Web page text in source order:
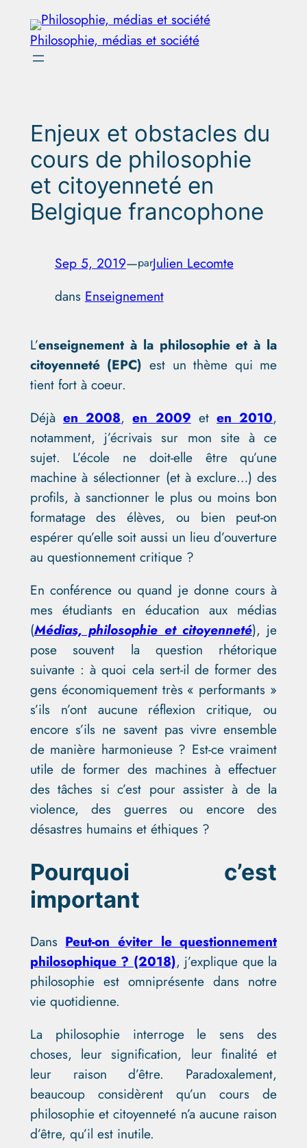
Aller
contenu
Philosophie, médias et société
Enjeux et obstacles du
cours de philosophie
et citoyenneté en
Belgique francophone
Sep 5, 2019—parJulien Lecomte
dans Enseignement
L’enseignement à la philosophie et à la
citoyenneté (EPC) est un thème qui me
tient fort à coeur.
Déjàen 2008,en 2009 eten 2010,
notamment, j’écrivais sur mon site à ce
sujet. L’école ne doit-elle être qu’une
machine à sélectionner (et à exclure…) des
profils, à sanctionner le plus ou moins bon
formatage des élèves, ou bien peut-on
espérer qu’elle soit aussi un lieu d’ouverture
au questionnement critique ?
En conférence ou quand je donne cours à
mes étudiants en éducation aux médias
(Médias, philosophie et citoyenneté), je
pose souvent la question rhétorique
suivante : à quoi cela sert-il de former des
gens économiquement très « performants »
s’ils n’ont aucune réflexion critique, ou
encore s’ils ne savent pas vivre ensemble
de manière harmonieuse ? Est-ce vraiment
utile de former des machines à effectuer
des tâches si c’est pour assister à de la
violence, des guerres ou encore des
désastres humains et éthiques ?
Pourquoi c’est
important
Dans Peut-on éviter le questionnement
philosophique ? (2018), j’explique que la
philosophie est omniprésente dans notre
vie quotidienne.
La philosophie interroge le sens des
choses, leur signification, leur finalité et
leur raison d’être. Paradoxalement,
beaucoup considèrent qu’un cours de
philosophie et citoyenneté n’a aucune raison
d’être, qu’il est inutile.